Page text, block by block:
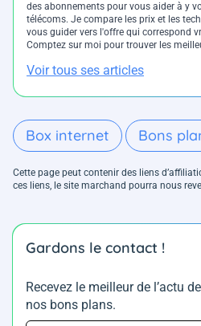
des abonnements pour vous aider à y
télécoms. Je compare les prix et les
vous guider vers l'offre qui correspond
Comptez sur moi pour trouver les
Voir tous ses articles
Box internet Bons
Cette page peut contenir des liens
ces liens, le site marchand pourra nous
Gardons le contact !
Recevez le meilleur de l’actu
nos bons plans.